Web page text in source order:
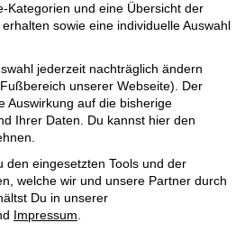
Kategorien und eine Übersicht der
sowie eine individuelle Auswahl
jederzeit nachträglich ändern
unserer Webseite). Der
Auswirkung auf die bisherige
Ihrer Daten. Du kannst hier den
den eingesetzten Tools und der
welche wir und unsere Partner durch
Du in unserer
Impressum.